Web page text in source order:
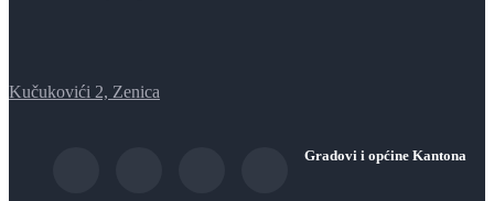
Kučukovići 2, Zenica
Gradovi i općine Kantona